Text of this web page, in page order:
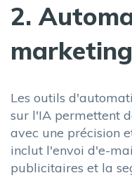
2.
marketing
Les outils
sur l'IA permettent
avec une précision
inclut l'envoi d'e-
publicitaires et la